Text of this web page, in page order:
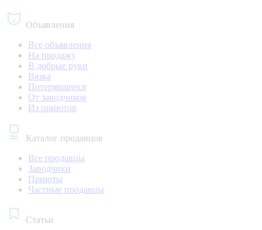
Объявления
Все объявления
На продажу
В добрые руки
Вязка
Потерявшиеся
От заводчиков
Из приютов
Каталог продавцов
Все продавцы
Заводчики
Приюты
Частные продавцы
Статьи